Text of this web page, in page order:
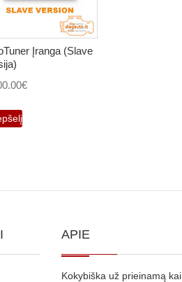
Įranga (Slave
€
APIE
Kokybiška už prieinamą